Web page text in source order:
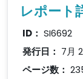
レポート
ID： SI6692
発行日： 7月
ページ数：